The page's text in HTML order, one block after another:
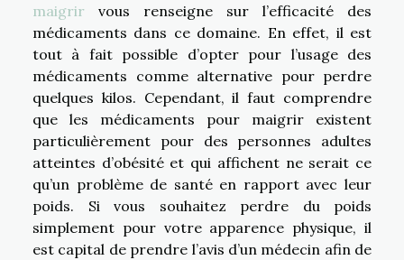
maigrir vous renseigne sur l’efficacité des
médicaments dans ce domaine. En effet, il est
tout à fait possible d’opter pour l’usage des
médicaments comme alternative pour perdre
quelques kilos. Cependant, il faut comprendre
que les médicaments pour maigrir existent
particulièrement pour des personnes adultes
atteintes d’obésité et qui affichent ne serait ce
qu’un problème de santé en rapport avec leur
poids. Si vous souhaitez perdre du poids
simplement pour votre apparence physique, il
est capital de prendre l’avis d’un médecin afin de